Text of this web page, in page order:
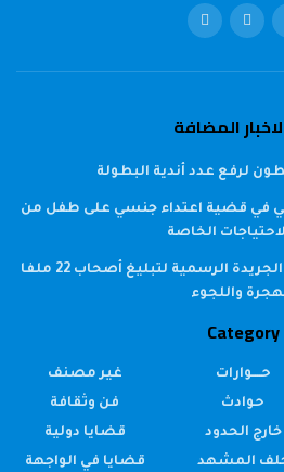
المضافة
لرفع عدد أندية البطولة
في قضية اعتداء جنسي على طفل من
الخاصة
الداخلية الإسبانية تلجأ إلى الجريدة الرسمية لتبليغ أصحاب 22 ملفا
واللجوء
Category
حــــوارات
حوادث
خارج الحدود
المشهد
غير مصنف
فن وثقافة
قضايا دولية
قضايا في الواجهة